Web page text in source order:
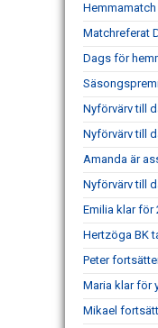
Matchreferat
Dags för
Nyförvärv till
Nyförvärv till
Amanda är
Nyförvärv till
Emilia klar för
Hertzöga BK
Peter
Maria klar för
Mikael